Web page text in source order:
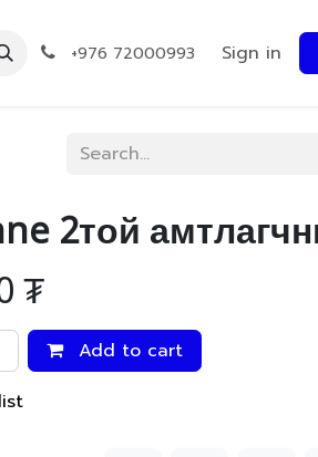
+976 72000993 Sign in
2той
₮
Add to cart